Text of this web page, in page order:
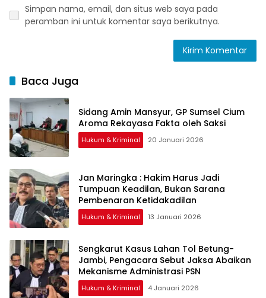
Simpan nama, email, dan situs web saya pada
peramban ini untuk komentar saya berikutnya.
Baca Juga
Sidang Amin Mansyur, GP Sumsel Cium
Aroma Rekayasa Fakta oleh Saksi
Hukum & Kriminal 20 Januari 2026
Jan Maringka : Hakim Harus Jadi
Tumpuan Keadilan, Bukan Sarana
Pembenaran Ketidakadilan
Hukum & Kriminal 13 Januari 2026
Sengkarut Kasus Lahan Tol Betung-
Jambi, Pengacara Sebut Jaksa Abaikan
Mekanisme Administrasi PSN
Hukum & Kriminal 4 Januari 2026